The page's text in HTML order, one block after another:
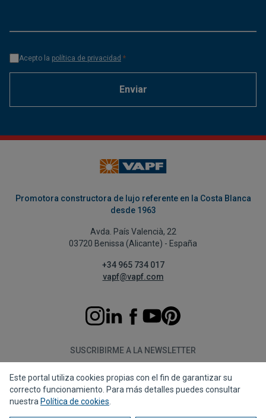
Acepto la política de privacidad *
Enviar
Promotora constructora de lujo referente en la Costa Blanca
desde 1963
Avda. País Valencià, 22
03720 Benissa (Alicante) - España
+34 965 734 017
vapf@vapf.com
SUSCRIBIRME A LA NEWSLETTER
Suscribirme
Este portal utiliza cookies propias con el fin de garantizar su
correcto funcionamiento. Para más detalles puedes consultar
nuestra Política de cookies